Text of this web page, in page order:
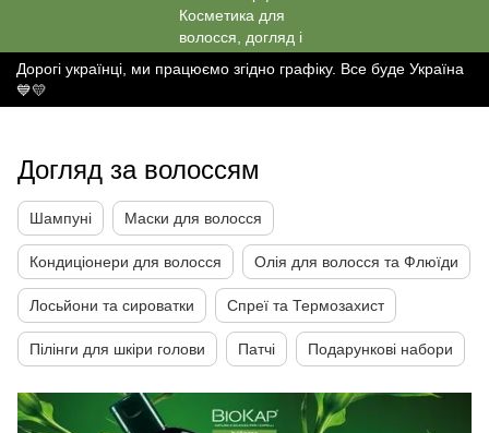
Дорогі українці, ми працюємо згідно графіку. Все буде Україна
💙💛
Догляд за волоссям
Шампуні Маски для волосся
Кондиціонери для волосся Олія для волосся та Флюїди
Лосьйони та сироватки Спреї та Термозахист
Пілінги для шкіри голови Патчі Подарункові набори